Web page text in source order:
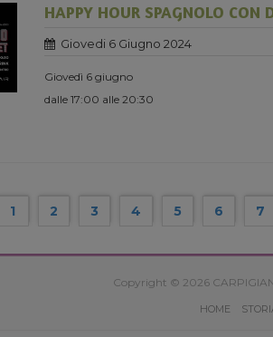
HAPPY HOUR SPAGNOLO CON
Giovedi 6 Giugno 2024
Giovedì 6 giugno
dalle 17:00 alle 20:30
1 2 3 4 5 6 7
Copyright © 2026
HOME